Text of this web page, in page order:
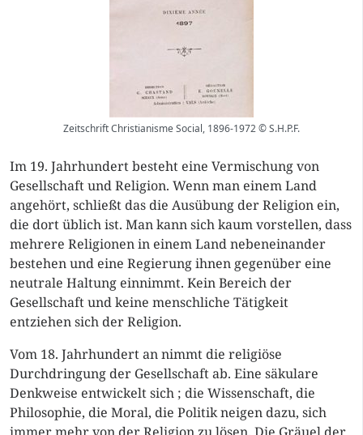
Zeitschrift Christianisme Social, 1896-1972 © S.H.P.F.
Im 19. Jahrhundert besteht eine Vermischung von
Gesellschaft und Religion. Wenn man einem Land
angehört, schließt das die Ausübung der Religion ein,
die dort üblich ist. Man kann sich kaum vorstellen, dass
mehrere Religionen in einem Land nebeneinander
bestehen und eine Regierung ihnen gegenüber eine
neutrale Haltung einnimmt. Kein Bereich der
Gesellschaft und keine menschliche Tätigkeit
entziehen sich der Religion.
Vom 18. Jahrhundert an nimmt die religiöse
Durchdringung der Gesellschaft ab. Eine säkulare
Denkweise entwickelt sich ; die Wissenschaft, die
Philosophie, die Moral, die Politik neigen dazu, sich